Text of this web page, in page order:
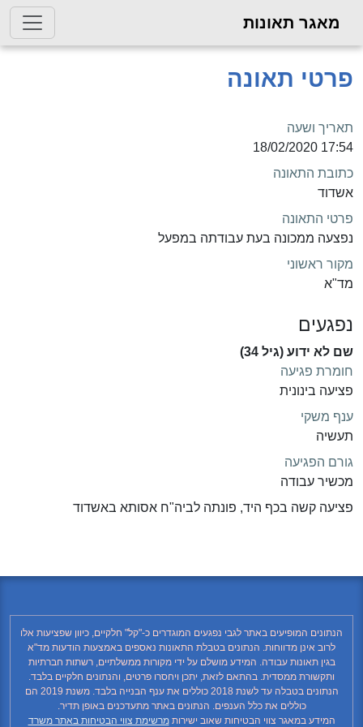
מאגר תאונות
פרטי תאונה
תאריך ושעה
17:54 18/02/2020
כתובת התאונה
אשדוד
פרטי התאונה
נפצעה ממכונה בעת עבודתה במפעל
מקור ראשוני
מד"א
נפגעים
שם לא ידוע (גיל 34)
חומרת פגיעה
פציעה בינונית
ענף משקי
תעשיה
גורם הפגיעה
מכשיר עבודה
פציעה קשה בכף היד, פונתה לביה"ח אסותא באשדוד
הנתונים המופיעים באתר לגבי נפגעים המוגדרים כ-"קל" חלקיים, כיוון שפציעות אלו
לרוב אינן מדווחות. הנתונים בטבלת התאונות נאספים באמצעות הודעות מד"א
בגין תאונות עבודה. המידע מושלם על ידי מקורות ממשלתיים, רשתות חברתיות
ותקשורת ממסדית. בהתאם לזאת, יתכן ויחסרו פרטים, והנתונים חלקיים בלבד.
הנתונים בטבלה עד לשנת 2018 כוללים את ענף הבנייה בלבד. משנת 2019 הם
כוללים את כלל הענפים. הנתונים באתר מתעדכנים באופן תדיר.
המידע במאגר צווי הבטיחות שאוב ישירותמרשימת צווי הבטיחות באתר משרד